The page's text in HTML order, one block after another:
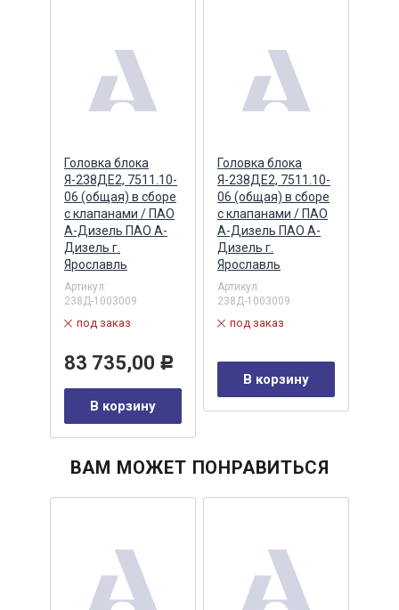
Головка блока
Я-238ДЕ2, 7511.10-
06 (общая) в сборе
с клапанами / ПАО
А-Дизель ПАО А-
Дизель г.
Ярославль
Артикул:
238Д-1003009
под заказ
83 735,00 Р
В корзину
Головка блока
Я-238ДЕ2, 7511.10-
06 (общая) в сборе
с клапанами / ПАО
А-Дизель ПАО А-
Дизель г.
Ярославль
Артикул:
238Д-1003009
под заказ
В корзину
ВАМ МОЖЕТ ПОНРАВИТЬСЯ